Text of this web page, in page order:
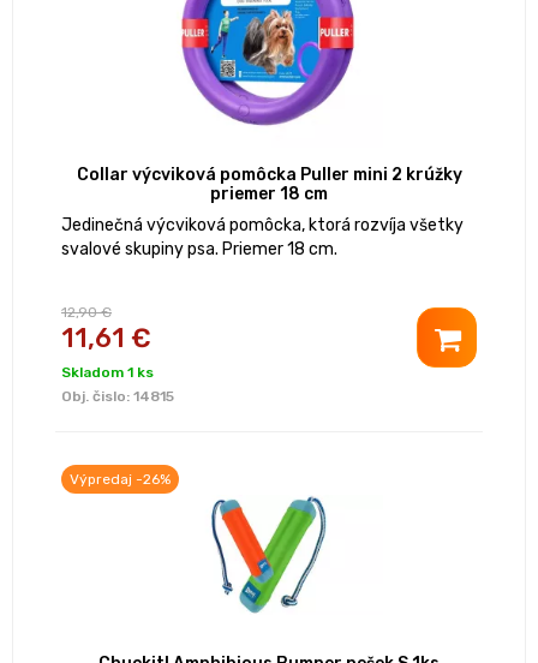
Collar výcviková pomôcka Puller mini 2 krúžky
priemer 18 cm
Jedinečná výcviková pomôcka, ktorá rozvíja všetky
svalové skupiny psa. Priemer 18 cm.
12,90 €
11,61 €
Skladom 1 ks
Obj. čislo: 14815
Výpredaj -26%